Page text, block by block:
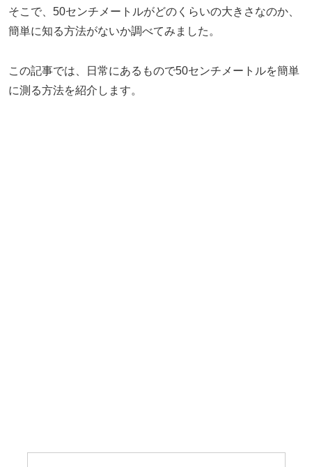
そこで、50センチメートルがどのくらいの大きさなのか、
簡単に知る方法がないか調べてみました。
この記事では、日常にあるもので50センチメートルを簡単
に測る方法を紹介します。